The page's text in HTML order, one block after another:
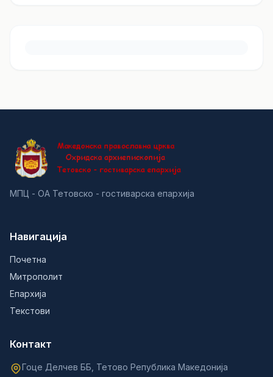
МПЦ - ОА Тетовско - гостиварска епархија
Навигација
Почетна
Митрополит
Епархија
Текстови
Контакт
Гоце Делчев ББ, Тетово Република Македонија